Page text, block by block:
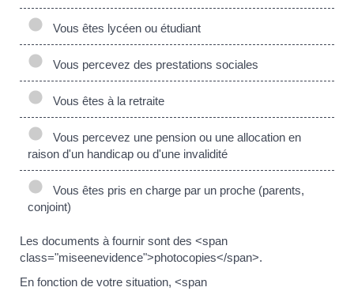
Vous êtes lycéen ou étudiant
Vous percevez des prestations sociales
Vous êtes à la retraite
Vous percevez une pension ou une allocation en
raison d'un handicap ou d'une invalidité
Vous êtes pris en charge par un proche (parents,
conjoint)
Les documents à fournir sont des <span
class="miseenevidence">photocopies</span>.
En fonction de votre situation, <span